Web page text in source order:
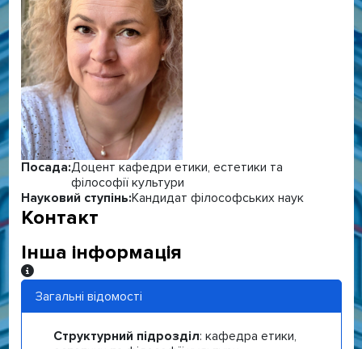
Посада:Доцент кафедри етики, естетики та
філософії культури
Науковий ступінь:Кандидат філософських наук
Контакт
Інша інформація
Інша інформація
Загальні відомості
Структурний підрозділ: кафедра етики,